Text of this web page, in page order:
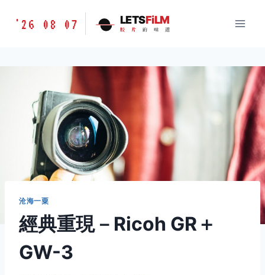
胶
LETSFILM
'26 08 07 LETSFiLM
胶 片 的 味 道
沧海一粟
經典重現－Ricoh GR＋
GW-3